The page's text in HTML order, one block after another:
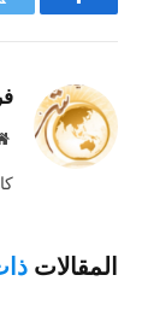
فيسبوك
المقالات